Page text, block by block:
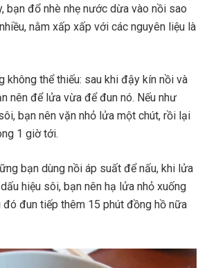
bạn đổ nhè nhẹ nước dừa vào nồi sao
nằm xấp xấp với các nguyên liệu là
không thể thiếu: sau khi đậy kín nồi và
nên để lửa vừa để đun nó. Nếu như
bạn nên vặn nhỏ lửa một chút, rồi lại
1 giờ tới.
bạn dùng nồi áp suất để nấu, khi lửa
hiệu sôi, bạn nên hạ lửa nhỏ xuống
đó đun tiếp thêm 15 phút đồng hồ nữa